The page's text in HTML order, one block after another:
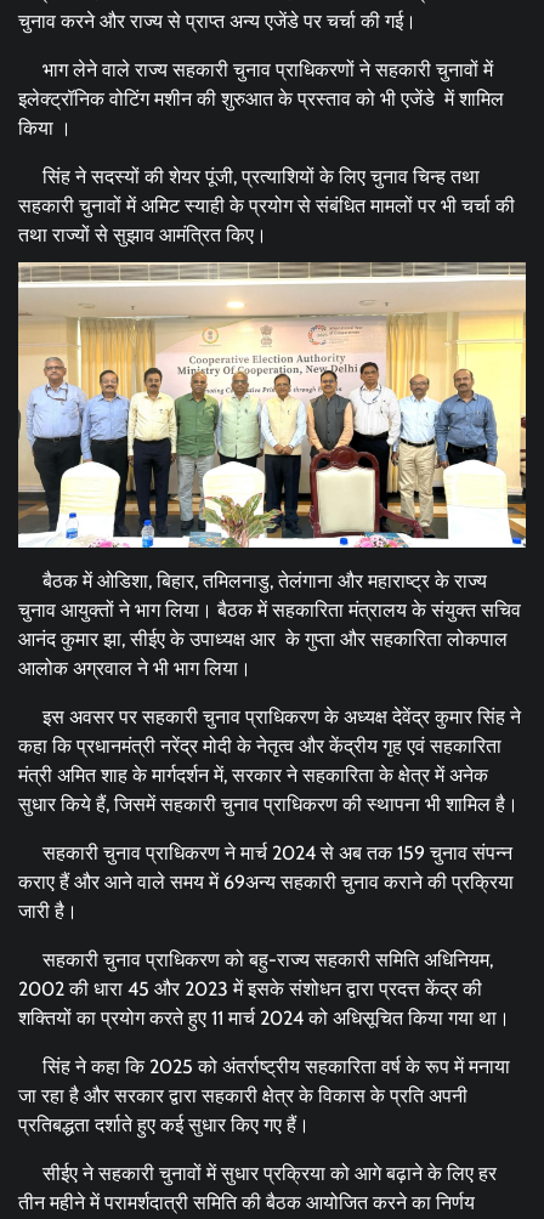
चुनाव करने और राज्य से प्राप्त अन्य एजेंडे पर चर्चा की गई।
भाग लेने वाले राज्य सहकारी चुनाव प्राधिकरणों ने सहकारी चुनावों में
इलेक्ट्रॉनिक वोटिंग मशीन की शुरुआत के प्रस्ताव को भी एजेंडे में शामिल
किया ।
सिंह ने सदस्यों की शेयर पूंजी, प्रत्याशियों के लिए चुनाव चिन्ह तथा
सहकारी चुनावों में अमिट स्याही के प्रयोग से संबंधित मामलों पर भी चर्चा की
तथा राज्यों से सुझाव आमंत्रित किए।
बैठक में ओडिशा, बिहार, तमिलनाडु, तेलंगाना और महाराष्ट्र के राज्य
चुनाव आयुक्तों ने भाग लिया। बैठक में सहकारिता मंत्रालय के संयुक्त सचिव
आनंद कुमार झा, सीईए के उपाध्यक्ष आर के गुप्ता और सहकारिता लोकपाल
आलोक अग्रवाल ने भी भाग लिया।
इस अवसर पर सहकारी चुनाव प्राधिकरण के अध्यक्ष देवेंद्र कुमार सिंह ने
कहा कि प्रधानमंत्री नरेंद्र मोदी के नेतृत्व और केंद्रीय गृह एवं सहकारिता
मंत्री अमित शाह के मार्गदर्शन में, सरकार ने सहकारिता के क्षेत्र में अनेक
सुधार किये हैं, जिसमें सहकारी चुनाव प्राधिकरण की स्थापना भी शामिल है।
सहकारी चुनाव प्राधिकरण ने मार्च 2024 से अब तक 159 चुनाव संपन्न
कराए हैं और आने वाले समय में 69अन्य सहकारी चुनाव कराने की प्रक्रिया
जारी है।
सहकारी चुनाव प्राधिकरण को बहु-राज्य सहकारी समिति अधिनियम,
2002 की धारा 45 और 2023 में इसके संशोधन द्वारा प्रदत्त केंद्र की
शक्तियों का प्रयोग करते हुए 11 मार्च 2024 को अधिसूचित किया गया था।
सिंह ने कहा कि 2025 को अंतर्राष्ट्रीय सहकारिता वर्ष के रूप में मनाया
जा रहा है और सरकार द्वारा सहकारी क्षेत्र के विकास के प्रति अपनी
प्रतिबद्धता दर्शाते हुए कई सुधार किए गए हैं।
सीईए ने सहकारी चुनावों में सुधार प्रक्रिया को आगे बढ़ाने के लिए हर
तीन महीने में परामर्शदात्री समिति की बैठक आयोजित करने का निर्णय